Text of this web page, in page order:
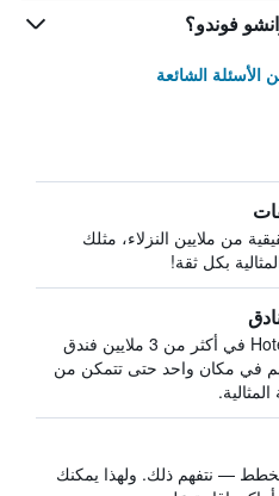
فوندو؟
الشائعة
من ملايين النزلاء، مثلك
بكل ثقة!
يبحث HotelsCombined في أكثر من 3 ملايين فندق
في مكان واحد حتى تتمكن من
— نتفهم ذلك. ولهذا يمكنك